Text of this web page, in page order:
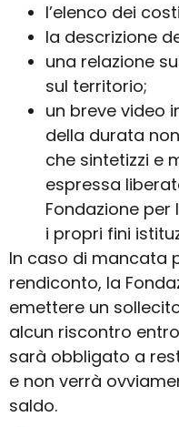
l’elenco dei
la descrizione
una relazione
sul territorio;
un breve video
della durata
che sintetizzi e
espressa
Fondazione per
i propri fini
In caso di mancata
rendiconto, la
emettere un
alcun riscontro
sarà obbligato a
e non verrà
saldo.